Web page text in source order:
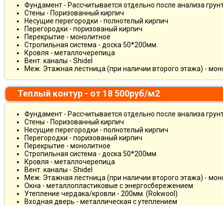
Фундамент - Рассчитывается отдельно после анализа
Стены - Поризованный кирпич
Несущие перегородки - полнотелый кирпич
Перегородки - поризованый кирпич
Перекрытие - монолитное
Стропильная система - доска 50*200мм.
Кровля - металлочерепица
Вент. каналы - Shidel
Меж. Этажная лестница (при наличии второго этажа) -
Теплый контур - от 18 500руб/м2
Фундамент - Рассчитывается отдельно после анализа
Стены - Поризованный кирпич
Несущие перегородки - полнотелый кирпич
Перегородки - поризованый кирпич
Перекрытие - монолитное
Стропильная система - доска 50*200мм.
Кровля - металлочерепица
Вент. каналы - Shidel
Меж. Этажная лестница (при наличии второго этажа) -
Окна - металлопластиковые с энергосбережением.
Утепление чердака/кровли - 200мм. (Rokwool)
Входная дверь - металлическая с утеплением